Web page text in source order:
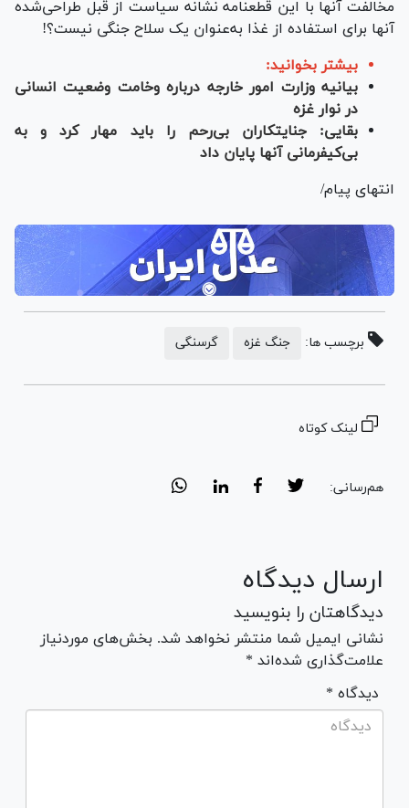
مخالفت آنها با این قطعنامه نشانه سیاست از قبل طراحی‌شده
آنها برای استفاده از غذا به‌عنوان یک سلاح جنگی نیست؟!
بیشتر بخوانید:
بیانیه وزارت امور خارجه درباره وخامت وضعیت انسانی
در نوار غزه
بقایی: جنایتکاران بی‌رحم را باید مهار کرد و به
بی‌کیفرمانی آنها پایان داد
انتهای پیام/
برچسب ها: جنگ غزه گرسنگی
لینک کوتاه
هم‌رسانی:
ارسال دیدگاه
دیدگاهتان را بنویسید
نشانی ایمیل شما منتشر نخواهد شد. بخش‌های موردنیاز
علامت‌گذاری شده‌اند *
* دیدگاه